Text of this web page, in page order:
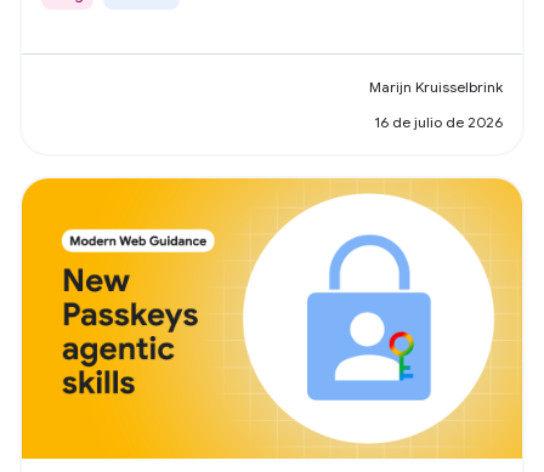
Marijn Kruisselbrink
16 de julio de 2026